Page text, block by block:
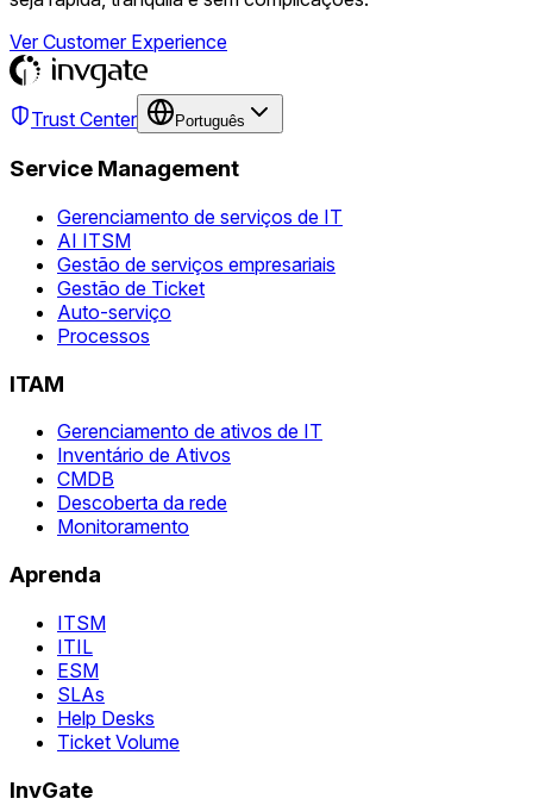
Ver Customer Experience
Trust Center Português
Service Management
Gerenciamento de serviços de IT
AI ITSM
Gestão de serviços empresariais
Gestão de Ticket
Auto-serviço
Processos
ITAM
Gerenciamento de ativos de IT
Inventário de Ativos
CMDB
Descoberta da rede
Monitoramento
Aprenda
ITSM
ITIL
ESM
SLAs
Help Desks
Ticket Volume
InvGate